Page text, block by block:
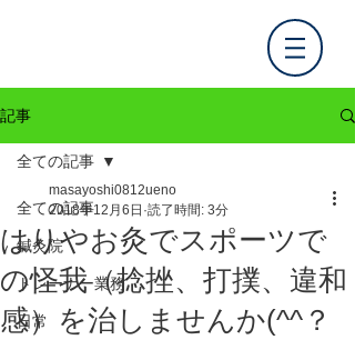
記事
全ての記事
鍼灸院
トレーナー業務
日常
全ての記事
はりやお灸でスポーツで
の怪我（捻挫、打撲、違和
感）を治しませんか(^^？
masayoshi0812ueno
2018年12月6日 読了時間: 3分